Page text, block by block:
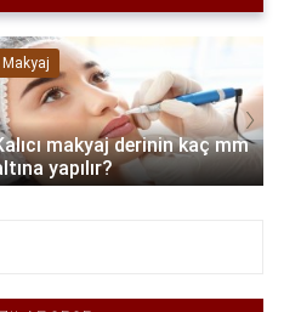
Makyaj
makyaj derinin kaç mm
yapılır?
›